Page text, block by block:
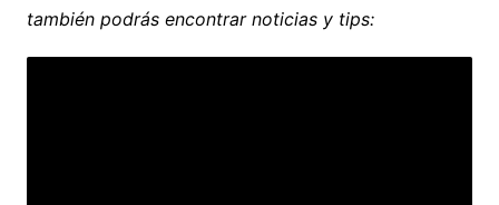
también podrás encontrar noticias y tips: